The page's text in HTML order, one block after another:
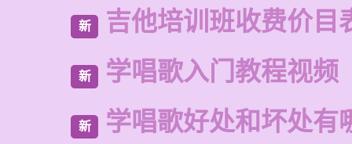
新 吉他培训班收费价目
新 学唱歌入门教程视频
新 学唱歌好处和坏处有